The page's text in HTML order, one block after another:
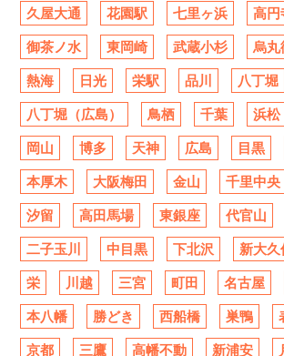
久屋大通 花園駅 七里ヶ浜 高円
御茶ノ水 東岡崎 武蔵小杉 烏丸
熱海 日光 栄駅 品川 八丁堀
八丁堀（広島） 鳥栖 千葉 浜松
岡山 博多 天神 広島 目黒
本厚木 大阪梅田 金山 千里中央
汐留 高田馬場 東銀座 代官山
二子玉川 中目黒 下北沢 新大久
栄 川越 三宮 町田 名古屋
本八幡 勝どき 西船橋 巣鴨
京都 三鷹 高幡不動 新浦安